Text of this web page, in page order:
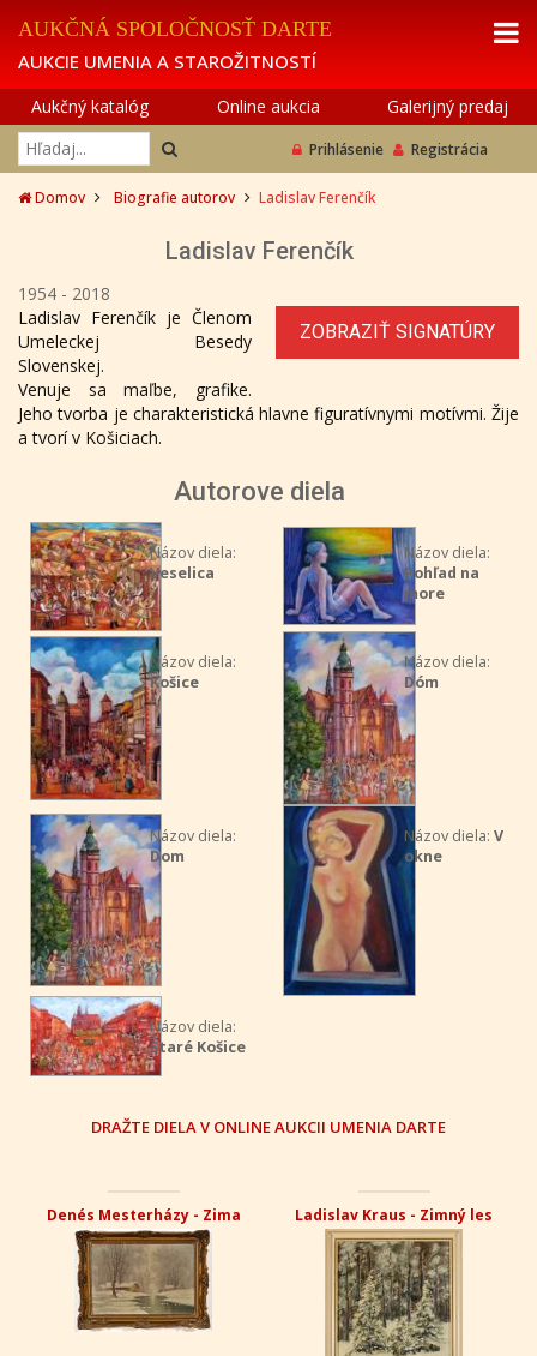
AUKČNÁ SPOLOČNOSŤ DARTE
AUKCIE UMENIA A STAROŽITNOSTÍ
Aukčný katalóg Online aukcia Galerijný predaj
Prihlásenie Registrácia
Domov Biografie autorov Ladislav Ferenčík
Ladislav Ferenčík
1954 - 2018
ZOBRAZIŤ SIGNATÚRY
Ladislav Ferenčík je Členom
Umeleckej Besedy
Slovenskej.
Venuje sa maľbe, grafike.
Jeho tvorba je charakteristická hlavne figuratívnymi motívmi. Žije
a tvorí v Košiciach.
Autorove diela
Názov diela:
Veselica
Názov diela:
Pohľad na
more
Názov diela:
Košice
Názov diela:
Dóm
Názov diela:
Dom
Názov diela: V
okne
Názov diela:
Staré Košice
DRAŽTE DIELA V ONLINE AUKCII UMENIA DARTE
Denés Mesterházy - Zima Ladislav Kraus - Zimný les